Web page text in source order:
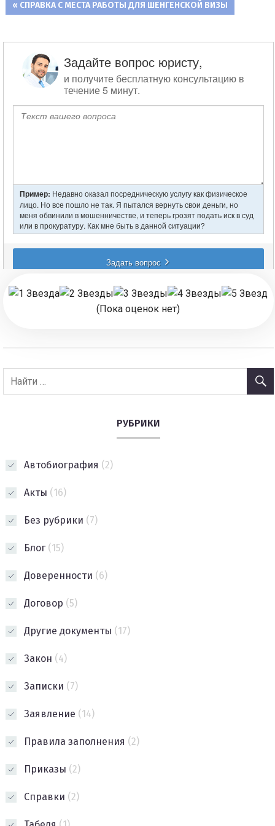
Навигация
по
записям
ПРЕДЫДУЩАЯ
СПРАВКА С МЕСТА РАБОТЫ ДЛЯ ШЕНГЕНСКОЙ ВИЗЫ
(Пока оценок нет)
РУБРИКИ
Автобиография (2)
Акты (16)
Без рубрики (7)
Блог(15)
Доверенности (6)
Договор (5)
Другие документы (17)
Закон (4)
Записки (7)
Заявление (14)
Правила заполнения (2)
Приказы (2)
Справки (2)